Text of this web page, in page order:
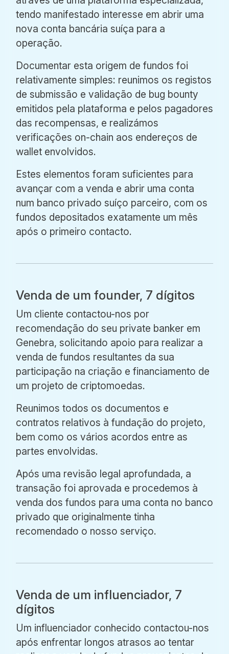
tendo manifestado interesse em abrir uma
nova conta bancária suíça para a
operação.
Documentar esta origem de fundos foi
relativamente simples: reunimos os registos
de submissão e validação de bug bounty
emitidos pela plataforma e pelos pagadores
das recompensas, e realizámos
verificações on-chain aos endereços de
wallet envolvidos.
Estes elementos foram suficientes para
avançar com a venda e abrir uma conta
num banco privado suíço parceiro, com os
fundos depositados exatamente um mês
após o primeiro contacto.
Venda de um founder, 7 dígitos
Um cliente contactou-nos por
recomendação do seu private banker em
Genebra, solicitando apoio para realizar a
venda de fundos resultantes da sua
participação na criação e financiamento de
um projeto de criptomoedas.
Reunimos todos os documentos e
contratos relativos à fundação do projeto,
bem como os vários acordos entre as
partes envolvidas.
Após uma revisão legal aprofundada, a
transação foi aprovada e procedemos à
venda dos fundos para uma conta no banco
privado que originalmente tinha
recomendado o nosso serviço.
Venda de um influenciador, 7
dígitos
Um influenciador conhecido contactou-nos
após enfrentar longos atrasos ao tentar